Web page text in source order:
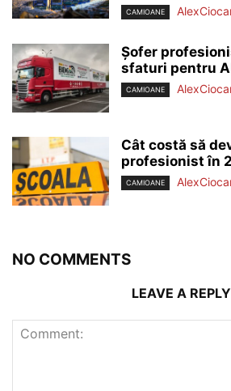
CAMIOANE
Șofer
sfaturi pentru
CAMIOANE
Cât costă să
profesionist în
CAMIOANE
NO COMMENTS
LEAVE A REPLY